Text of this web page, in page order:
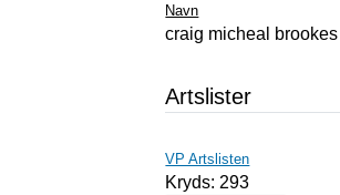
Navn
craig micheal brookes
Artslister
VP Artslisten
Kryds: 293